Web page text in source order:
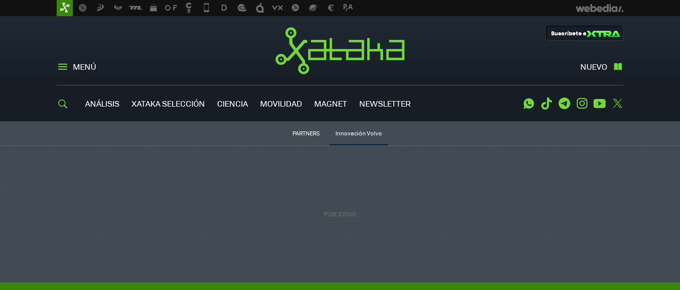
MENÚ NUEVO
Suscríbete a
ANÁLISIS XATAKA SELECCIÓN CIENCIA MOVILIDAD MAGNET NEWSLETTER WhatsApp
Tiktok TelegramInstagramYoutube
PARTNERS Innovación Volvo